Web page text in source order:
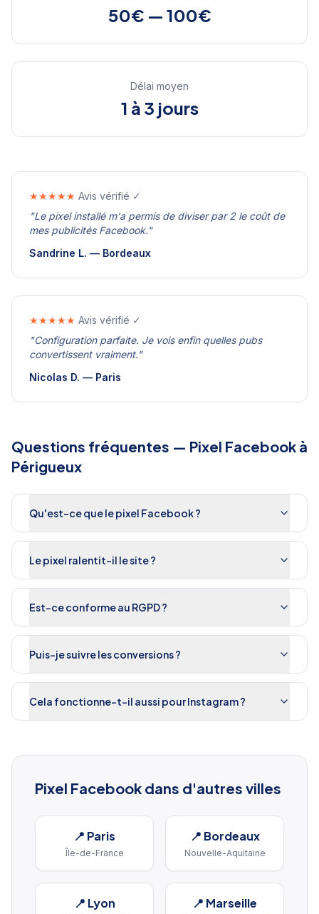
50€ — 100€
Délai moyen
1 à 3 jours
★★★★★ Avis vérifié ✓
"Le pixel installé m'a permis de diviser par 2 le coût de
mes publicités Facebook."
Sandrine L. — Bordeaux
★★★★★ Avis vérifié ✓
"Configuration parfaite. Je vois enfin quelles pubs
convertissent vraiment."
Nicolas D. — Paris
Questions fréquentes — Pixel Facebook à
Périgueux
Qu'est-ce que le pixel Facebook ?
Le pixel ralentit-il le site ?
Est-ce conforme au RGPD ?
Puis-je suivre les conversions ?
Cela fonctionne-t-il aussi pour Instagram ?
Pixel Facebook dans d'autres villes
📍 Paris
Île-de-France
📍 Bordeaux
Nouvelle-Aquitaine
📍 Lyon 📍 Marseille